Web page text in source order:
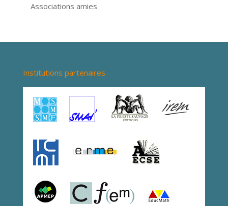
Associations amies
Institutions partenaires